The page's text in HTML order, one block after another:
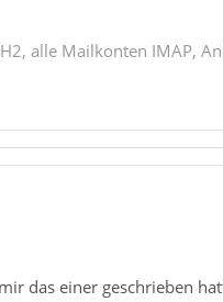
alle Mailkonten IMAP,
das einer geschrieben